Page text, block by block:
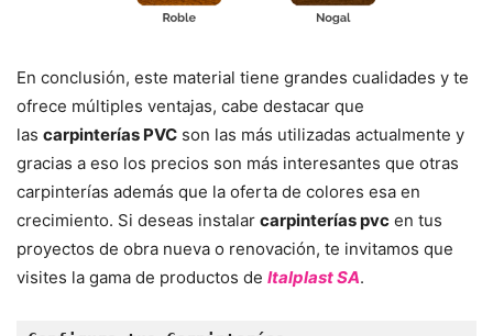
En conclusión, este material tiene grandes cualidades y te
ofrece múltiples ventajas, cabe destacar que
las carpinterías PVC son las más utilizadas actualmente y
gracias a eso los precios son más interesantes que otras
carpinterías además que la oferta de colores esa en
crecimiento. Si deseas instalar carpinterías pvc en tus
proyectos de obra nueva o renovación, te invitamos que
visites la gama de productos de Italplast SA.